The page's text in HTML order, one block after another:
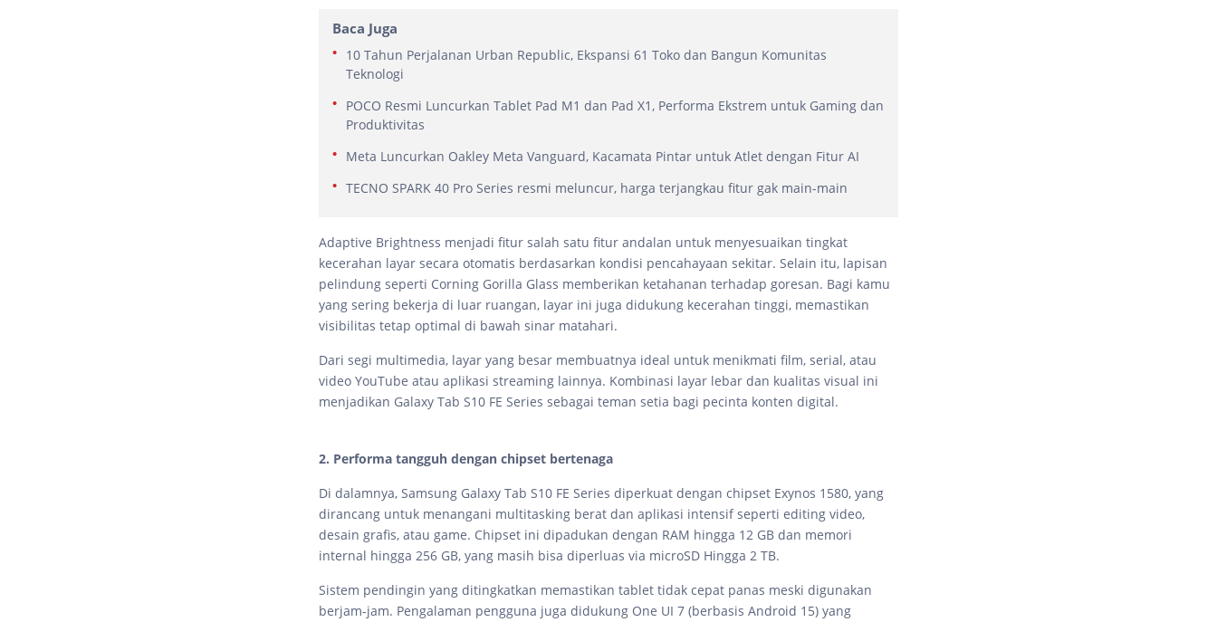
Baca Juga
10 Tahun Perjalanan Urban Republic, Ekspansi 61 Toko dan Bangun Komunitas
Teknologi
POCO Resmi Luncurkan Tablet Pad M1 dan Pad X1, Performa Ekstrem untuk Gaming dan
Produktivitas
Meta Luncurkan Oakley Meta Vanguard, Kacamata Pintar untuk Atlet dengan Fitur AI
TECNO SPARK 40 Pro Series resmi meluncur, harga terjangkau fitur gak main-main
Adaptive Brightness menjadi fitur salah satu fitur andalan untuk menyesuaikan tingkat
kecerahan layar secara otomatis berdasarkan kondisi pencahayaan sekitar. Selain itu, lapisan
pelindung seperti Corning Gorilla Glass memberikan ketahanan terhadap goresan. Bagi kamu
yang sering bekerja di luar ruangan, layar ini juga didukung kecerahan tinggi, memastikan
visibilitas tetap optimal di bawah sinar matahari.
Dari segi multimedia, layar yang besar membuatnya ideal untuk menikmati film, serial, atau
video YouTube atau aplikasi streaming lainnya. Kombinasi layar lebar dan kualitas visual ini
menjadikan Galaxy Tab S10 FE Series sebagai teman setia bagi pecinta konten digital.
2. Performa tangguh dengan chipset bertenaga
Di dalamnya, Samsung Galaxy Tab S10 FE Series diperkuat dengan chipset Exynos 1580, yang
dirancang untuk menangani multitasking berat dan aplikasi intensif seperti editing video,
desain grafis, atau game. Chipset ini dipadukan dengan RAM hingga 12 GB dan memori
internal hingga 256 GB, yang masih bisa diperluas via microSD Hingga 2 TB.
Sistem pendingin yang ditingkatkan memastikan tablet tidak cepat panas meski digunakan
berjam-jam. Pengalaman pengguna juga didukung One UI 7 (berbasis Android 15) yang